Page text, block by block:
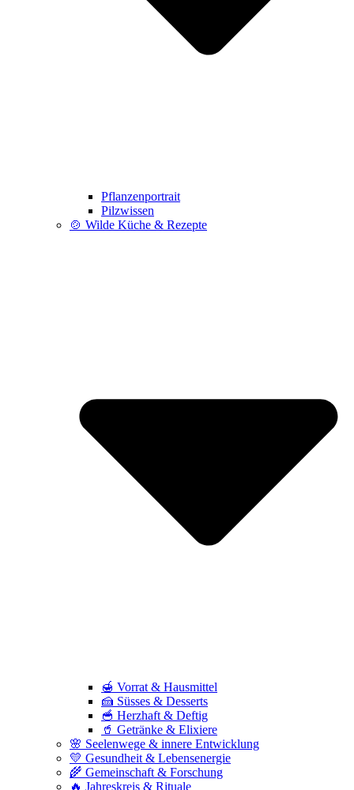
Pflanzenportrait
Pilzwissen
🍲 Wilde Küche & Rezepte
🍯 Vorrat & Hausmittel
🍰 Süsses & Desserts
🥣 Herzhaft & Deftig
🥤 Getränke & Elixiere
🌸 Seelenwege & innere Entwicklung
💛 Gesundheit & Lebensenergie
🌾 Gemeinschaft & Forschung
🔥 Jahreskreis & Rituale